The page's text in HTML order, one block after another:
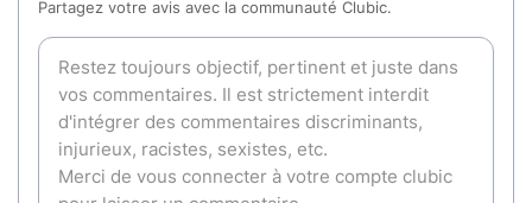
Partagez votre avis avec la communauté Clubic.